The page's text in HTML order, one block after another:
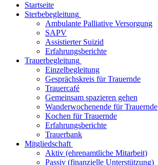
Startseite
Sterbebegleitung
Ambulante Palliative Versorgung
SAPV
Assistierter Suizid
Erfahrungsberichte
Trauerbegleitung
Einzelbegleitung
Gesprächskreis für Trauernde
Trauercafé
Gemeinsam spazieren gehen
Wanderwochenende für Trauernde
Kochen für Trauernde
Erfahrungsberichte
Trauerbank
Mitgliedschaft
Aktiv (ehrenamtliche Mitarbeit)
Passiv (finanzielle Unterstützung)